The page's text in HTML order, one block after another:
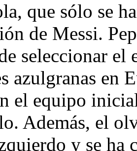
que sólo se
de Messi.
seleccionar el
azulgranas en
el equipo
Además, el
y se ha